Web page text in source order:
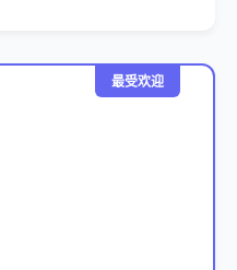
最受欢迎